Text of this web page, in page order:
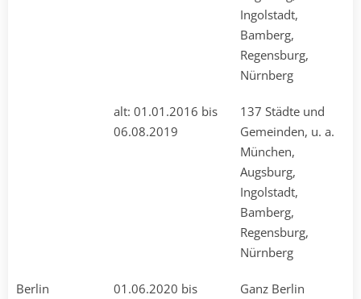
Ingolstadt,
Bamberg,
Regensburg,
Nürnberg
alt: 01.01.2016 bis
06.08.2019
137 Städte und
Gemeinden, u. a.
München,
Augsburg,
Ingolstadt,
Bamberg,
Regensburg,
Nürnberg
Berlin
01.06.2020 bis
Ganz Berlin